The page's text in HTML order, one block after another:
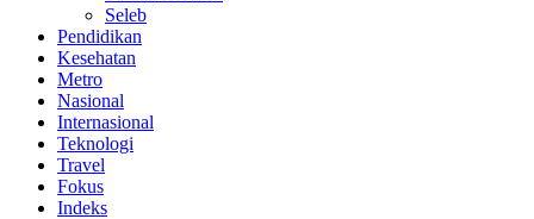
Seleb
Pendidikan
Kesehatan
Metro
Nasional
Internasional
Teknologi
Travel
Fokus
Indeks